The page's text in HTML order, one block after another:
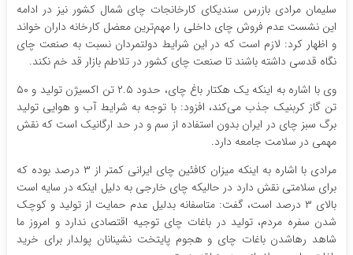
سلیمان مرادی بازرس سندیکای کارخانجات چای شمال کشور نیز در ادامه
این نشست‌ عدم فروش چای داخلی را مهم‌ترین معضل کارخانه داران خواند
و اظهار کرد: لازم است که در این شرایط دولتمردان نسبت به صنعت چای
نگاه قدسی داشته باشند تا صنعت چای کشور در تلاطم بازار قد خم نکند.
وی با اشاره به اینکه یک هکتار باغ چای، حدود ۲.۵ تن اکسیژن تولید و ۵۰
تن گاز کربنیک جذب می‌کند، افزود: با توجه به شرایط آب و هوایی تولید
برگ سبز چای در ایران بدون استفاده از سم و در حد ارگانیک است که نقش
مهمی در سلامت جامعه دارد.
مرادی با اشاره به اینکه میزان کافئین چای ایرانی کمتر از ۳ درصد بوده که
برای سلامتی نقش دارد در حالیکه چای خارجی به دلیل اینکه در سایه است
بالای ۳ درصد است، گفت: متاسفانه بدلیل عدم حمایت از تولید و کوچک
شدن سفره مردم، تولید در باغات چای توجیه اقتصادی ندارد و امروز ما
شاهد رهاشدن باغات چای و هجوم پایتخت نشینانان پولدار برای خرید